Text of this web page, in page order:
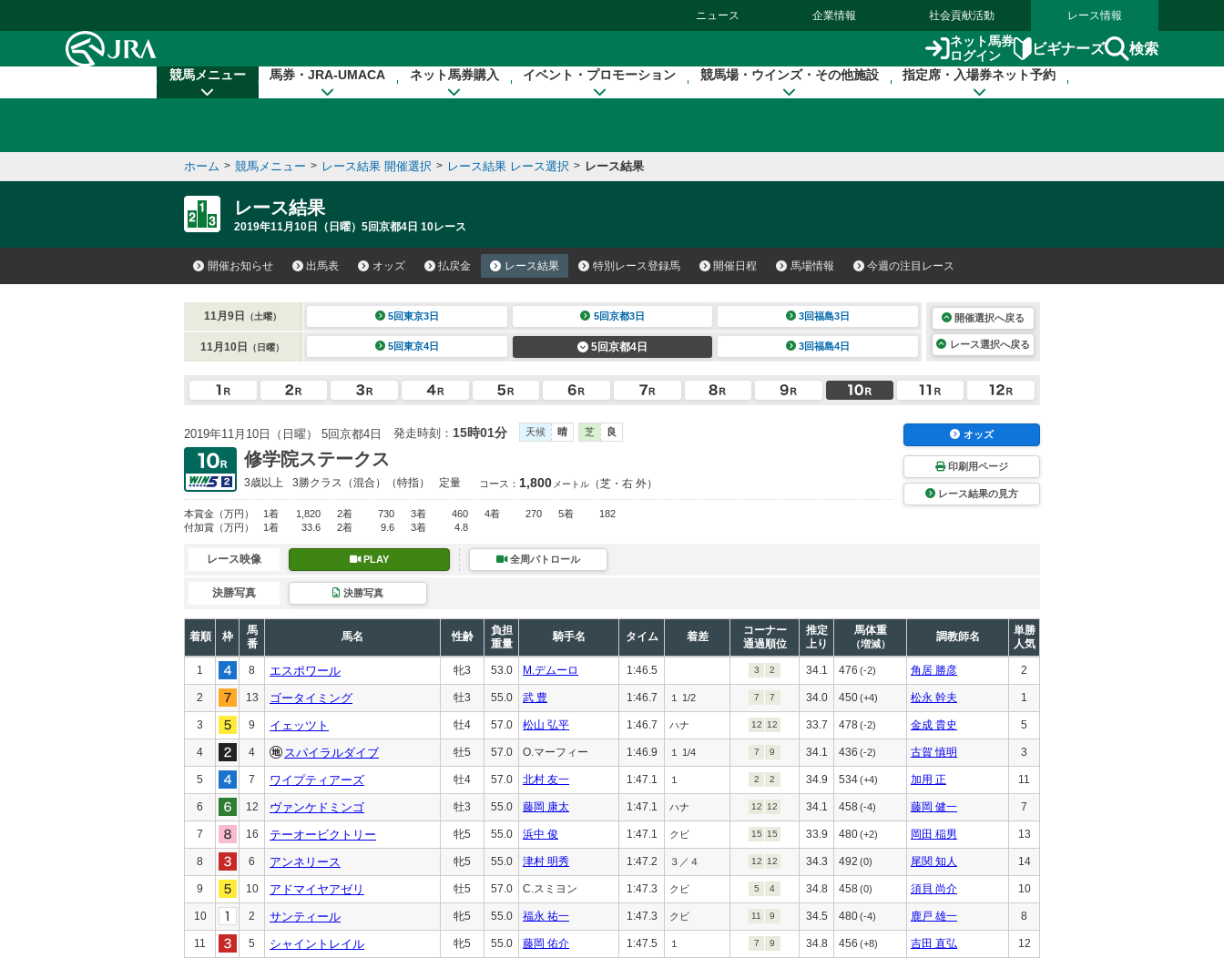
ニュース 企業情報 社会貢献活動 レース情報
ネット馬券
ログイン
ビギナーズ 検索
競馬メニュー 馬券・JRA-UMACA ネット馬券購入 イベント・プロモーション 競馬場・ウインズ・その他施設 指定席・入場券ネット予約
ホーム > 競馬メニュー > レース結果 開催選択 > レース結果 レース選択 > レース結果
レース結果
2019年11月10日（日曜）5回京都4日 10レース
開催お知らせ 出馬表 オッズ 払戻金 レース結果 特別レース登録馬 開催日程 馬場情報 今週の注目レース
11月9日 （土曜） 5回東京3日 5回京都3日 3回福島3日
11月10日 （日曜） 5回東京4日 5回京都4日 3回福島4日
開催選択へ戻る
レース選択へ戻る
2019年11月10日（日曜） 5回京都4日 発走時刻： 15時01分 天候 晴 芝 良
修学院ステークス
3歳以上 3勝クラス （混合）（特指） 定量 コース： 1,800 メートル （芝・右 外）
本賞金 （万円） 1着 1,820 2着 730 3着 460 4着 270 5着
182
付加賞 （万円） 1着 33.6 2着 9.6 3着 4.8
オッズ
印刷用ページ
レース結果の見方
レース映像 PLAY 全周パトロール
決勝写真 決勝写真
着順 枠
馬
番
馬名 性齢
負担
重量
騎手名 タイム 着差
コーナー
通過順位
推定
上り
馬体重
（増減）
調教師名
単勝
人気
1 8 エスポワール 牝3 53.0 M.デムーロ 1:46.5 3 2 34.1 476 (-2) 角居 勝彦 2
2 13 ゴータイミング 牡3 55.0 武 豊 1:46.7 １ 1/2 7 7 34.0 450(+4) 松永 幹夫 1
3 9 イェッツト 牡4 57.0 松山 弘平 1:46.7 ハナ 12 12 33.7 478(-2) 金成 貴史 5
4 4 スパイラルダイブ 牡5 57.0 O.マーフィー 1:46.9 １ 1/4 7 9 34.1 436 (-2) 古賀 慎明 3
5 7 ワイプティアーズ 牡4 57.0 北村 友一 1:47.1 １ 2 2 34.9 534(+4) 加用 正 11
6 12 ヴァンケドミンゴ 牡3 55.0 藤岡 康太 1:47.1 ハナ 12 12 34.1 458 (-4) 藤岡 健一 7
7 16 テーオービクトリー 牝5 55.0 浜中 俊 1:47.1 クビ 15 15 33.9 480(+2) 岡田 稲男 13
8 6 アンネリース 牝5 55.0 津村 明秀 1:47.2 ３／４ 12 12 34.3 492 (0) 尾関 知人 14
9 10 アドマイヤアゼリ 牡5 57.0 C.スミヨン 1:47.3 クビ 5 4 34.8 458(0) 須貝 尚介 10
10 2 サンティール 牝5 55.0 福永 祐一 1:47.3 クビ 11 9 34.5 480(-4) 鹿戸 雄一 8
11 5 シャイントレイル 牝5 55.0 藤岡 佑介 1:47.5 １ 7 9 34.8 456 (+8) 吉田 直弘 12